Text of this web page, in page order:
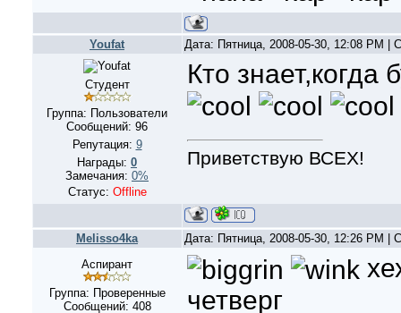
Youfat Дата: Пятница, 2008-05-30, 12:08 PM |
Студент
Группа: Пользователи
Сообщений: 96
Репутация: 9
Награды: 0
Замечания: 0%
Статус: Offline
Кто знает,когда
Приветствую ВСЕХ!
Melisso4ka
Дата: Пятница, 2008-05-30, 12:26 PM |
Аспирант
Группа: Проверенные
Сообщений: 408
четверг